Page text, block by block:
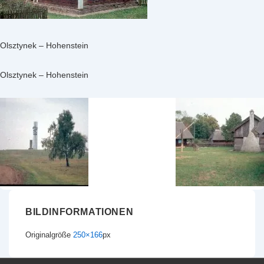
Olsztynek – Hohenstein
Olsztynek – Hohenstein
BILDINFORMATIONEN
Originalgröße 250×166px